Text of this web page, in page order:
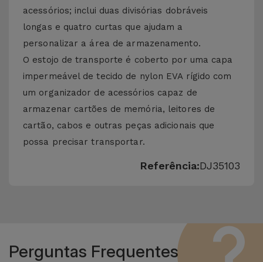
acessórios; inclui duas divisórias dobráveis ​​
longas e quatro curtas que ajudam a
personalizar a área de armazenamento.
O estojo de transporte é coberto por uma capa
impermeável de tecido de nylon EVA rígido com
um organizador de acessórios capaz de
armazenar cartões de memória, leitores de
cartão, cabos e outras peças adicionais que
possa precisar transportar.
Referência:DJ35103
Perguntas Frequentes